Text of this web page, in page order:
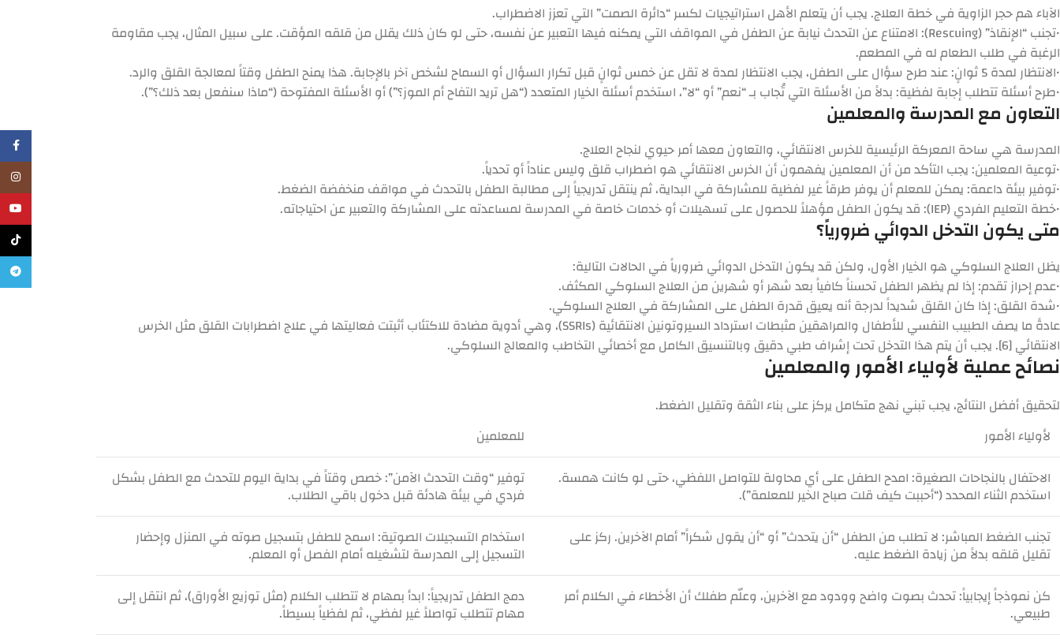
الآباء هم حجر الزاوية في خطة العلاج. يجب أن يتعلم الأهل استراتيجيات لكسر “دائرة الصمت” التي تعزز الاضطراب.
•تجنب “الإنقاذ” (Rescuing):
الامتناع عن التحدث نيابة عن الطفل في المواقف التي يمكنه فيها التعبير عن نفسه، حتى لو كان ذلك يقلل من قلقه المؤقت. على سبيل المثال، يجب مقاومة
الرغبة في طلب الطعام له في المطعم.
•الانتظار لمدة 5 ثوانٍ:
عند طرح سؤال على الطفل، يجب الانتظار لمدة لا تقل عن خمس ثوانٍ قبل تكرار السؤال أو السماح لشخص آخر بالإجابة. هذا يمنح الطفل وقتاً لمعالجة القلق والرد.
•طرح أسئلة تتطلب إجابة لفظية: بدلاً من الأسئلة التي تُجاب بـ “نعم” أو “لا”، استخدم أسئلة الخيار المتعدد (“هل تريد التفاح أم الموز؟”) أو الأسئلة المفتوحة (“ماذا سنفعل بعد ذلك؟”).
التعاون مع المدرسة والمعلمين
المدرسة هي ساحة المعركة الرئيسية للخرس الانتقائي، والتعاون معها أمر حيوي لنجاح العلاج.
•توعية المعلمين: يجب التأكد من أن المعلمين يفهمون أن الخرس الانتقائي هو اضطراب قلق وليس عناداً أو تحدياً.
•توفير بيئة داعمة: يمكن للمعلم أن يوفر طرقاً غير لفظية للمشاركة في البداية، ثم ينتقل تدريجياً إلى مطالبة الطفل بالتحدث في مواقف منخفضة الضغط.
•خطة التعليم الفردي (IEP): قد يكون الطفل مؤهلاً للحصول على تسهيلات أو خدمات خاصة في المدرسة لمساعدته على المشاركة والتعبير عن احتياجاته.
متى يكون التدخل الدوائي ضرورياً؟
يظل العلاج السلوكي هو الخيار الأول، ولكن قد يكون التدخل الدوائي ضرورياً في الحالات التالية:
•عدم إحراز تقدم:إذا لم يظهر الطفل تحسناً كافياً بعد شهر أو شهرين من العلاج السلوكي المكثف.
•شدة القلق:إذا كان القلق شديداً لدرجة أنه يعيق قدرة الطفل على المشاركة في العلاج السلوكي.
عادةً ما يصف الطبيب النفسي للأطفال والمراهقين مثبطات استرداد السيروتونين الانتقائية (SSRIs)، وهي أدوية مضادة للاكتئاب أثبتت فعاليتها في علاج اضطرابات القلق مثل الخرس
الانتقائي [6]. يجب أن يتم هذا التدخل تحت إشراف طبي دقيق وبالتنسيق الكامل مع أخصائي التخاطب والمعالج السلوكي.
نصائح عملية لأولياء الأمور والمعلمين
لتحقيق أفضل النتائج، يجب تبني نهج متكامل يركز على بناء الثقة وتقليل الضغط.
لأولياء الأمور
للمعلمين
الاحتفال بالنجاحات الصغيرة: امدح الطفل على أي محاولة للتواصل اللفظي، حتى لو كانت همسة.
استخدم الثناء المحدد (“أحببت كيف قلت صباح الخير للمعلمة”).
توفير “وقت التحدث الآمن”:خصص وقتاً في بداية اليوم للتحدث مع الطفل بشكل
فردي في بيئة هادئة قبل دخول باقي الطلاب.
تجنب الضغط المباشر: لا تطلب من الطفل “أن يتحدث” أو “أن يقول شكراً” أمام الآخرين. ركز على
تقليل قلقه بدلاً من زيادة الضغط عليه.
استخدام التسجيلات الصوتية: اسمح للطفل بتسجيل صوته في المنزل وإحضار
التسجيل إلى المدرسة لتشغيله أمام الفصل أو المعلم.
كن نموذجاً إيجابياً:تحدث بصوت واضح وودود مع الآخرين، وعلّم طفلك أن الأخطاء في الكلام أمر
طبيعي.
دمج الطفل تدريجياً: ابدأ بمهام لا تتطلب الكلام (مثل توزيع الأوراق)، ثم انتقل إلى
مهام تتطلب تواصلاً غير لفظي، ثم لفظياً بسيطاً.
تيك
تليجرام